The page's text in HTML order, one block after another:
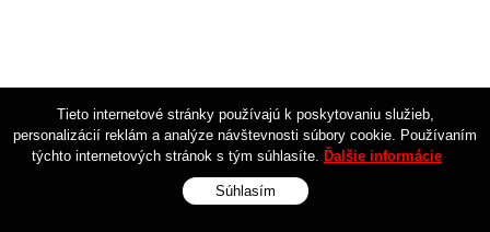
Tieto internetové stránky používajú k poskytovaniu služieb,
personalizácií reklám a analýze návštevnosti súbory cookie. Používaním
týchto internetových stránok s tým súhlasíte. Ďalšie informácie
Súhlasím